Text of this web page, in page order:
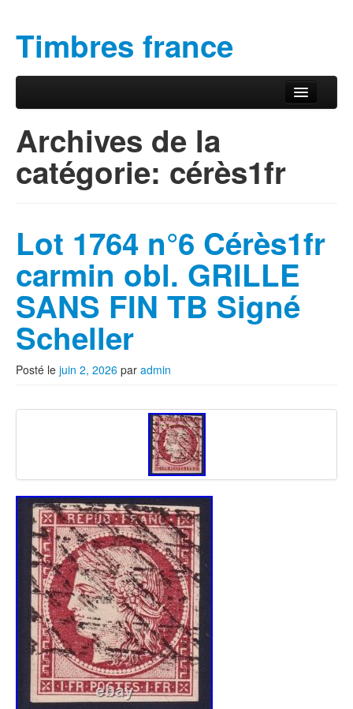
Timbres france
Menu principal
Archives de la
catégorie: cérès1fr
Lot 1764 n°6 Cérès1fr
carmin obl. GRILLE
SANS FIN TB Signé
Scheller
Posté le juin 2, 2026 par admin